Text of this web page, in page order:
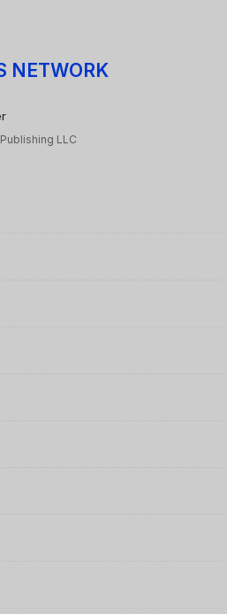
NETWORK
LLC